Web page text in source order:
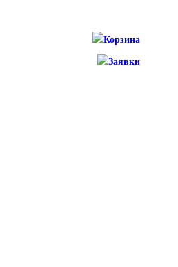
Корзина
Заявки